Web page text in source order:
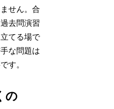
せん。合
去問演習
てる場で
な問題は
す。
の